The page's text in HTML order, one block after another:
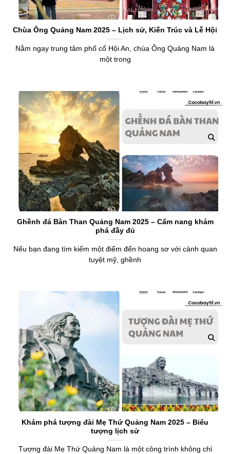
Chùa Ông Quảng Nam 2025 – Lịch sử, Kiến Trúc và Lễ Hội
Nằm ngay trung tâm phố cổ Hội An, chùa Ông Quảng Nam là
một trong
Ghềnh đá Bàn Than Quảng Nam 2025 – Cẩm nang khám
phá đầy đủ
Nếu bạn đang tìm kiếm một điểm đến hoang sơ với cảnh quan
tuyệt mỹ, ghềnh
Khám phá tượng đài Mẹ Thứ Quảng Nam 2025 – Biểu
tượng lịch sử
Tượng đài Mẹ Thứ Quảng Nam là một công trình không chỉ